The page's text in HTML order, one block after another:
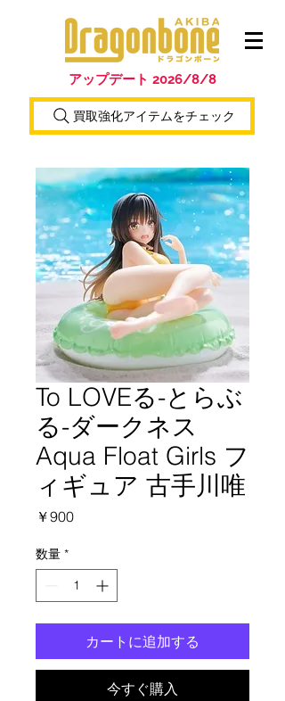
アップデート 2026/8/8
買取強化アイテムをチェック
To LOVEる-とらぶ
る-ダークネス
Aqua Float Girls フ
ィギュア 古手川唯
￥900価
数量 *
カートに追加する
今すぐ購入